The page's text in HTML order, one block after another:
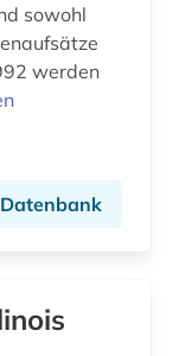
sowohl
werden